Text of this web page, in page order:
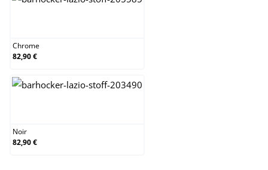
Chrome
82,90 €
Noir
82,90 €